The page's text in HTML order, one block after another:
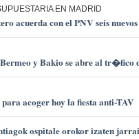
EN MADRID
acuerda con el PNV seis
y Bakio se abre al tr�fico
acoger hoy la fiesta anti-TAV
ospitale orokor izaten